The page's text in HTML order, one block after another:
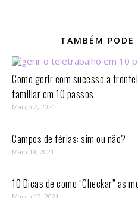
TAMBÉM
Como gerir com sucesso a
familiar em 10 passos⁣
Março 2, 2021
Campos de férias: sim ou não?
Maio 19, 2021
10 Dicas de como “Checkar” as